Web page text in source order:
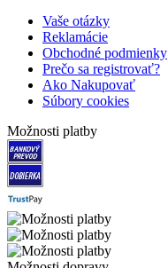
Vaše otázky
Reklamácie
Obchodné podmienky
Prečo sa registrovať?
Ako Nakupovať
Súbory cookies
Možnosti platby